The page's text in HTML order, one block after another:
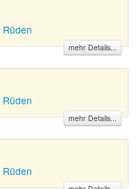
Rüden
mehr Details...
Rüden
mehr Details...
Rüden